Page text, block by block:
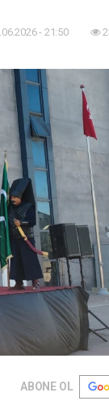
- 21:50
ABONE OL